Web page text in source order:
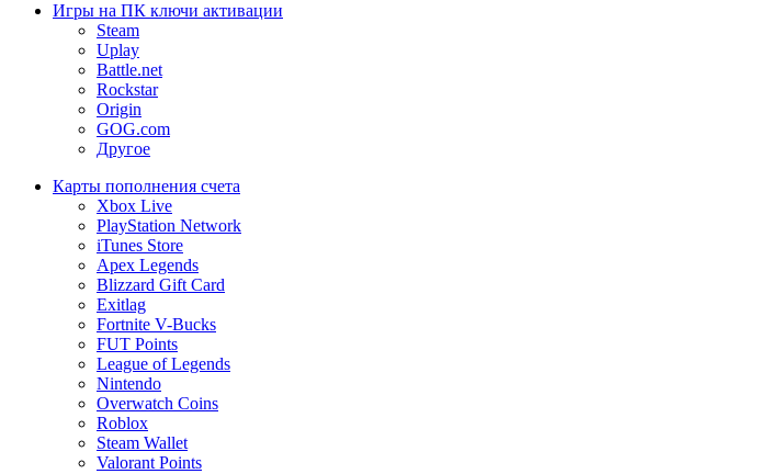
Игры на ПК ключи активации
Steam
Uplay
Battle.net
Rockstar
Origin
GOG.com
Другое
Карты пополнения счета
Xbox Live
PlayStation Network
iTunes Store
Apex Legends
Blizzard Gift Card
Exitlag
Fortnite V-Bucks
FUT Points
League of Legends
Nintendo
Overwatch Coins
Roblox
Steam Wallet
Valorant Points